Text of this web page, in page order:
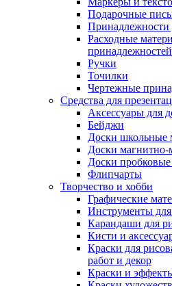
Подарочные
Принадлежности
Расходные
принадлежностей
Ручки
Точилки
Чертежные
Средства для
Аксессуары для
Бейджи
Доски школьные
Доски магнитно-
Доски
Флипчарты
Творчество и хобби
Графические
Инструменты для
Карандаши для
Кисти и
Краски для
работ и декор
Краски и